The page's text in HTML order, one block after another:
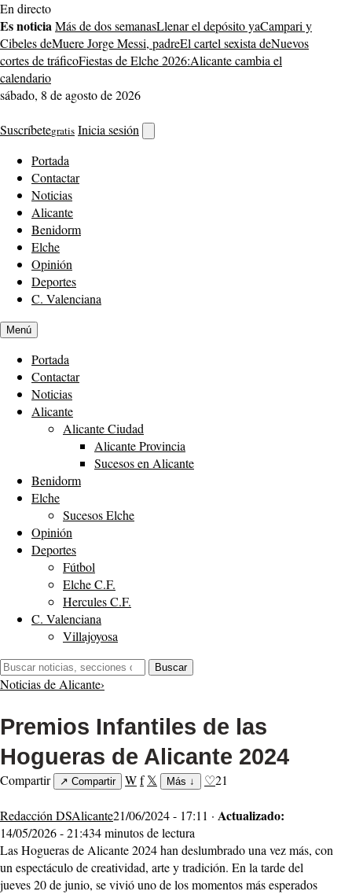
Saltar
al
contenido
En directo
Es noticiaMás de dos semanasLlenar el depósito yaCampari y
Cibeles deMuere Jorge Messi, padreEl cartel sexista deNuevos
cortes de tráficoFiestas de Elche 2026:Alicante cambia el
calendario
sábado, 8 de agosto de 2026
Suscríbetegratis Inicia sesión
buscador
Portada
Contactar
Noticias
Alicante
Benidorm
Elche
Opinión
Deportes
C. Valenciana
Menú
Portada
Contactar
Noticias
Alicante
Alicante Ciudad
Alicante Provincia
Sucesos en Alicante
Benidorm
Elche
Sucesos Elche
Opinión
Deportes
Fútbol
Elche C.F.
Hercules C.F.
C. Valenciana
Villajoyosa
Buscar:
Buscar
Noticias de Alicante›
Premios Infantiles de las
Hogueras de Alicante 2024
Compartir ↗ Compartir Wf 𝕏 Más ↓ ♡21
Redacción DSAlicante21/06/2024 - 17:11 · Actualizado:
14/05/2026 - 21:434 minutos de lectura
Las Hogueras de Alicante 2024 han deslumbrado una vez más, con
un espectáculo de creatividad, arte y tradición. En la tarde del
jueves 20 de junio, se vivió uno de los momentos más esperados